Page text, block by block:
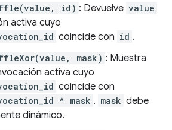
id) : Devuelve value
activa cuyo
coincide con id .
mask) : Muestra
activa cuyo
coincide con
^ mask . mask debe
dinámico.